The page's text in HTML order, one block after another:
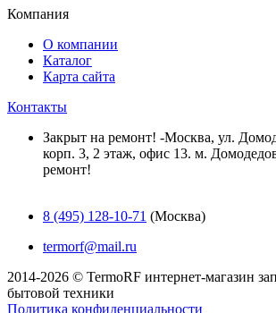
Компания
О компании
Каталог
Карта сайта
Контакты
Закрыт на ремонт! -Москва, ул.
корп. 3, 2 этаж, офис 13. м.
ремонт!
8 (495) 128-10-71 (Москва)
termorf@mail.ru
2014-2026 © TermoRF интернет-магазин
бытовой техники
Политика конфиденциальности